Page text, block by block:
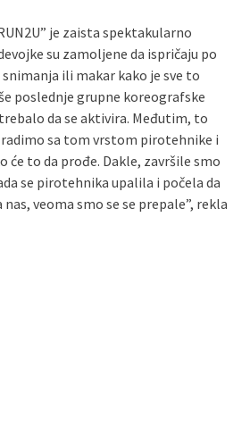
je zaista spektakularno
su zamoljene da ispričaju po
ili makar kako je sve to
poslednje grupne koreografske
da se aktivira. Međutim, to
sa tom vrstom pirotehnike i
će to da prođe. Dakle, završile smo
se pirotehnika upalila i počela da
veoma smo se se prepale”, rekla